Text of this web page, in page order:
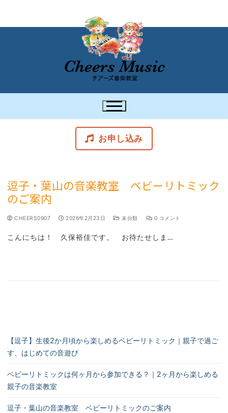
お申し込み
スケジュール
リトミッククラス
逗子・葉山の音楽教室 ベビーリトミック
のご案内
CHEERS0907 2026年2月23日 未分類 0 コメント
こんにちは！ 久保裕佳です。 お待たせしま…
【逗子】生後2か月頃から楽しめるベビーリトミック｜親子で過ご
す、はじめての音遊び
ベビーリトミックは何ヶ月から参加できる？｜2ヶ月から楽しめる
親子の音楽教室
逗子・葉山の音楽教室 ベビーリトミックのご案内